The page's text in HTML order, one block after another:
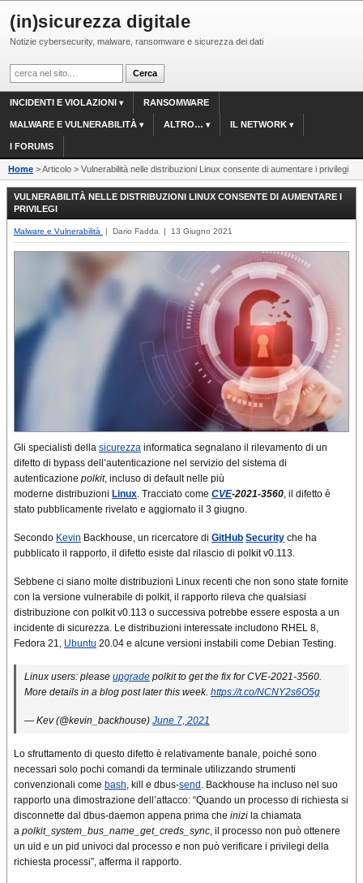
(in)sicurezza digitale
Notizie cybersecurity, malware, ransomware e sicurezza dei dati
INCIDENTI E VIOLAZIONI RANSOMWARE
MALWARE E VULNERABILITÀ ALTRO… IL NETWORK
I FORUMS
Home > Articolo > Vulnerabilità nelle distribuzioni Linux consente di aumentare i privilegi
VULNERABILITÀ NELLE DISTRIBUZIONI LINUX CONSENTE DI AUMENTARE I
PRIVILEGI
Malware e Vulnerabilità | Dario Fadda | 13 Giugno 2021
Gli specialisti della sicurezza informatica segnalano il rilevamento di un
difetto di bypass dell’autenticazione nel servizio del sistema di
autenticazione polkit, incluso di default nelle più
moderne distribuzioni Linux . Tracciato come CVE-2021-3560 , il difetto è
stato pubblicamente rivelato e aggiornato il 3 giugno.
Secondo Kevin Backhouse, un ricercatore di GitHub Security che ha
pubblicato il rapporto, il difetto esiste dal rilascio di polkit v0.113.
Sebbene ci siano molte distribuzioni Linux recenti che non sono state fornite
con la versione vulnerabile di polkit, il rapporto rileva che qualsiasi
distribuzione con polkit v0.113 o successiva potrebbe essere esposta a un
incidente di sicurezza. Le distribuzioni interessate includono RHEL 8,
Fedora 21, Ubuntu 20.04 e alcune versioni instabili come Debian Testing.
Linux users: please upgrade polkit to get the fix for CVE-2021-3560.
More details in a blog post later this week. https://t.co/NCNY2s6O5g
— Kev (@kevin_backhouse) June 7, 2021
Lo sfruttamento di questo difetto è relativamente banale, poiché sono
necessari solo pochi comandi da terminale utilizzando strumenti
convenzionali come bash , kill e dbus-send . Backhouse ha incluso nel suo
rapporto una dimostrazione dell’attacco: “Quando un processo di richiesta si
disconnette dal dbus-daemon appena prima che inizi la chiamata
a polkit_system_bus_name_get_creds_sync , il processo non può ottenere
un uid e un pid univoci dal processo e non può verificare i privilegi della
richiesta processi”, afferma il rapporto.